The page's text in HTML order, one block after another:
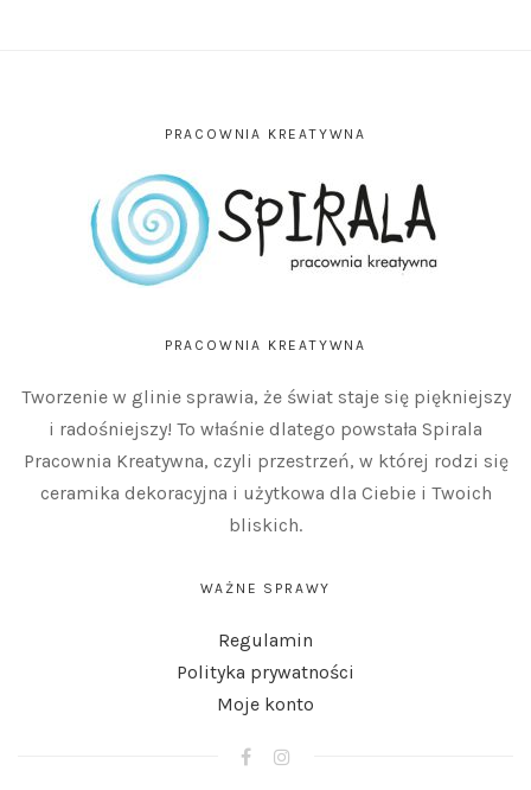
PRACOWNIA KREATYWNA
PRACOWNIA KREATYWNA
Tworzenie w glinie sprawia, że świat staje się piękniejszy
i radośniejszy! To właśnie dlatego powstała Spirala
Pracownia Kreatywna, czyli przestrzeń, w której rodzi się
ceramika dekoracyjna i użytkowa dla Ciebie i Twoich
bliskich.
WAŻNE SPRAWY
Regulamin
Polityka prywatności
Moje konto